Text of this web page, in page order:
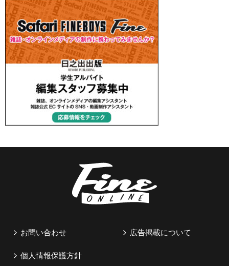
お問い合わせ 広告掲載について
個人情報保護方針